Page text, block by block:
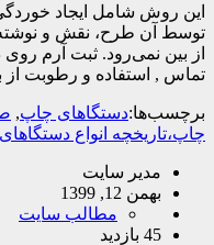
این روش شامل ایجاد
توسط آن طرح، نقش و
از بین نمی‌رود. ثبت آرم روی
تماس , استفاده و رطوبت از
برچسب‌ها:دستگاهای چاپ,
چاپ،تاریخچه انواع
مدیر سایت
بهمن 12, 1399
مطالب سایت
45 بازدید